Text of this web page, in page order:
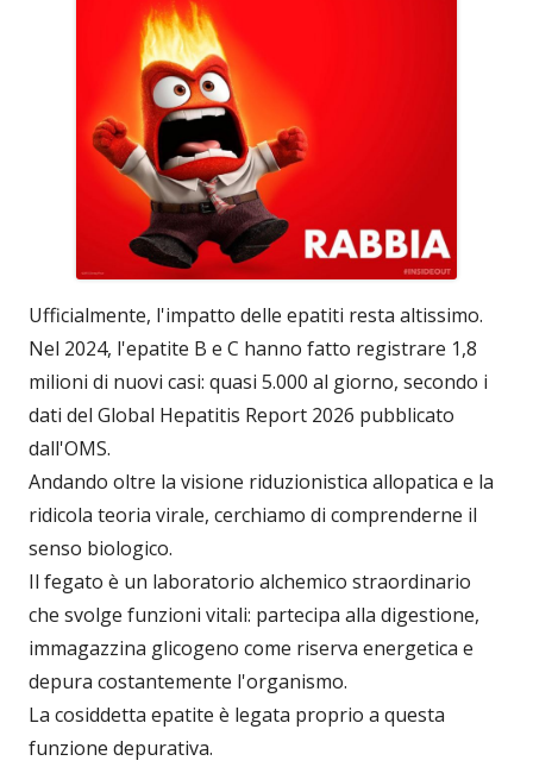
Ufficialmente, l'impatto delle epatiti resta altissimo.
Nel 2024, l'epatite B e C hanno fatto registrare 1,8
milioni di nuovi casi: quasi 5.000 al giorno, secondo i
dati del Global Hepatitis Report 2026 pubblicato
dall'OMS.
Andando oltre la visione riduzionistica allopatica e la
ridicola teoria virale, cerchiamo di comprenderne il
senso biologico.
Il fegato è un laboratorio alchemico straordinario
che svolge funzioni vitali: partecipa alla digestione,
immagazzina glicogeno come riserva energetica e
depura costantemente l'organismo.
La cosiddetta epatite è legata proprio a questa
funzione depurativa.